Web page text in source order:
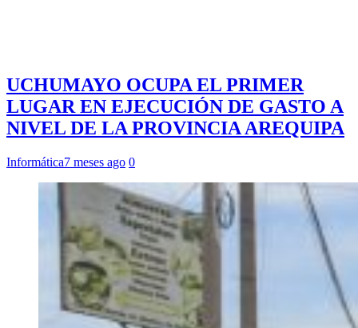
UCHUMAYO OCUPA EL PRIMER
LUGAR EN EJECUCIÓN DE GASTO A
NIVEL DE LA PROVINCIA AREQUIPA
Informática7 meses ago 0